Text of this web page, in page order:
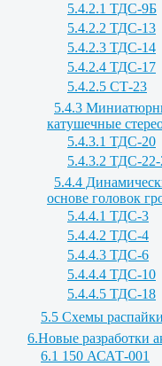
5.4.2.1 ТДС-9Б
5.4.2.2 ТДС-13
5.4.2.3 ТДС-14
5.4.2.4 ТДС-17
5.4.2.5 СТ-23
5.4.3
катушечные
5.4.3.1 ТДС-20
5.4.3.2 ТДС-
5.4.4
основе головок
5.4.4.1 ТДС-3
5.4.4.2 ТДС-4
5.4.4.3 ТДС-6
5.4.4.4 ТДС-10
5.4.4.5 ТДС-18
5.5 Схемы
6.Новые разработки
6.1 150 АСАТ-001